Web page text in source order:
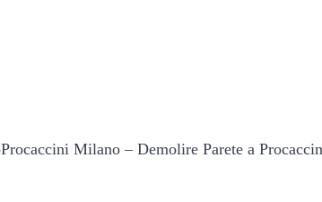
Procaccini Milano – Demolire Parete a